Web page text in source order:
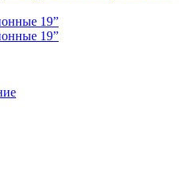
19”
19”